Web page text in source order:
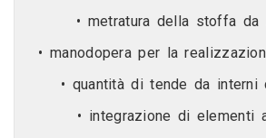
• metratura della stoffa da
• manodopera per la
• quantità di tende da interni
• integrazione di elementi